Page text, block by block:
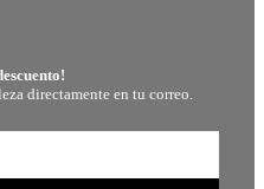
directamente en tu correo.